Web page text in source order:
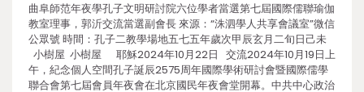
曲阜師范年夜學孔子文明研討院六位學者當選第七屆國際儒聯瑜伽
教室理事，郭沂交流當選副會長 來源：“洙泗學人共享會議室”微信
公眾號 時間：孔子二教學場地五七五年歲次甲辰玄月二旬日己未
小樹屋 小樹屋 耶穌2024年10月22日 交流2024年10月19日上
午，紀念個人空間孔子誕辰2575周年國際學術研討會暨國際儒學
聯合會第七屆會員年夜會在北京國民年夜會堂開幕。中共中心政治